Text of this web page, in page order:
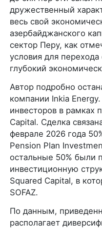
дружественный
весь свой
азербайджанского
сектор Перу, как
условия для
глубокий
Автор подробно
компании Inkia
инвесторов в рамках
Capital. Сделка
феврале 2026 года
Pension Plan
остальные 50% были
инвестиционную
Squared Capital, в
SOFAZ.
По данным,
располагает